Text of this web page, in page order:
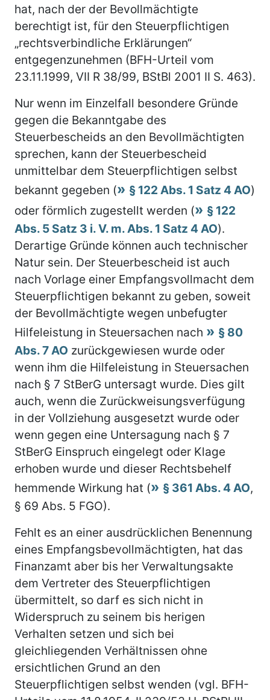
hat, nach der der Bevollmächtigte
berechtigt ist, für den Steuerpflichtigen
„rechtsverbindliche Erklärungen“
entgegenzunehmen (BFH-Urteil vom
23.11.1999, VII R 38/99, BStBl 2001 II S. 463).
Nur wenn im Einzelfall besondere Gründe
gegen die Bekanntgabe des
Steuerbescheids an den Bevollmächtigten
sprechen, kann der Steuerbescheid
unmittelbar dem Steuerpflichtigen selbst
bekannt gegeben (
§ 122 Abs. 1 Satz 4 AO)
oder förmlich zugestellt werden (
§ 122
Abs. 5 Satz 3 i. V. m. Abs. 1 Satz 4 AO).
Derartige Gründe können auch technischer
Natur sein. Der Steuerbescheid ist auch
nach Vorlage einer Empfangsvollmacht dem
Steuerpflichtigen bekannt zu geben, soweit
der Bevollmächtigte wegen unbefugter
Hilfeleistung in Steuersachen nach
§ 80
Abs. 7 AO zurückgewiesen wurde oder
wenn ihm die Hilfeleistung in Steuersachen
nach § 7 StBerG untersagt wurde. Dies gilt
auch, wenn die Zurückweisungsverfügung
in der Vollziehung ausgesetzt wurde oder
wenn gegen eine Untersagung nach § 7
StBerG Einspruch eingelegt oder Klage
erhoben wurde und dieser Rechtsbehelf
hemmende Wirkung hat (
§ 361 Abs. 4 AO,
§ 69 Abs. 5 FGO).
Fehlt es an einer ausdrücklichen Benennung
eines Empfangsbevollmächtigten, hat das
Finanzamt aber bis her Verwaltungsakte
dem Vertreter des Steuerpflichtigen
übermittelt, so darf es sich nicht in
Widerspruch zu seinem bis herigen
Verhalten setzen und sich bei
gleichliegenden Verhältnissen ohne
ersichtlichen Grund an den
Steuerpflichtigen selbst wenden (vgl. BFH-